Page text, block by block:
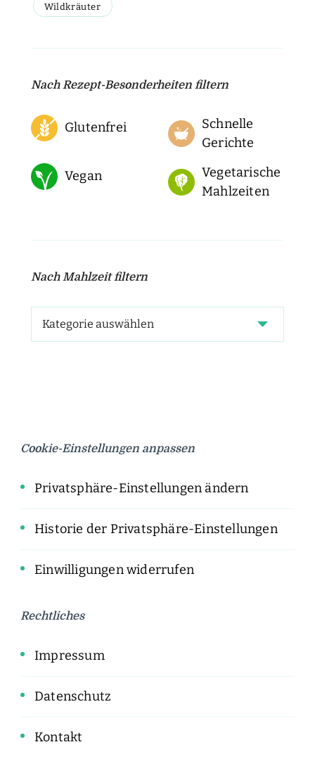
Wildkräuter
Nach Rezept-Besonderheiten filtern
Glutenfrei
Schnelle
Gerichte
Vegan
Vegetarische
Mahlzeiten
Nach Mahlzeit filtern
Cookie-Einstellungen anpassen
Privatsphäre-Einstellungen ändern
Historie der Privatsphäre-Einstellungen
Einwilligungen widerrufen
Rechtliches
Impressum
Datenschutz
Kontakt